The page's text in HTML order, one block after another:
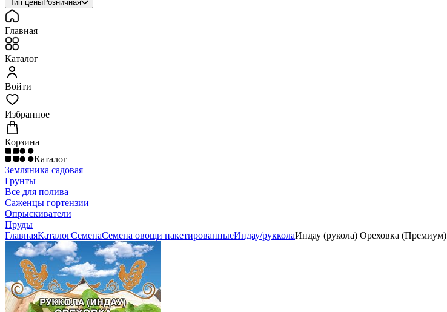
Тип ценыРозничная
Главная
Каталог
Войти
Избранное
Корзина
Каталог
Земляника садовая
Грунты
Все для полива
Саженцы гортензии
Опрыскиватели
Пруды
ГлавнаяКаталогСеменаСемена овощи пакетированныеИндау/рукколаИндау (рукола) Ореховка (Премиум)